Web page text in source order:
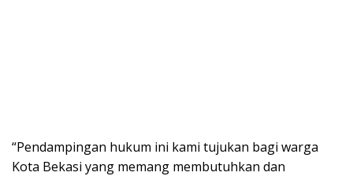
“Pendampingan hukum ini kami tujukan bagi warga
Kota Bekasi yang memang membutuhkan dan